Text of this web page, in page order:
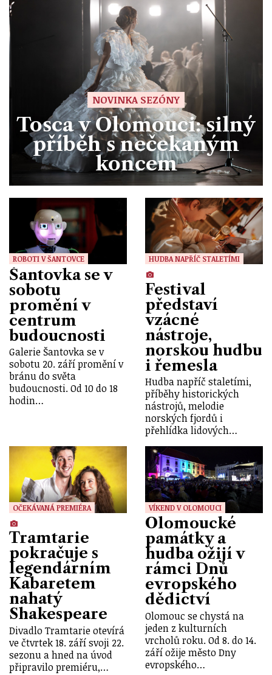
NOVINKA SEZÓNY
Tosca v Olomouci: silný
příběh s nečekaným
koncem
ROBOTI V ŠANTOVCE
Šantovka se v
sobotu
promění v
centrum
budoucnosti
Galerie Šantovka se v
sobotu 20. září promění v
bránu do světa
budoucnosti. Od 10 do 18
hodin…
HUDBA NAPŘÍČ STALETÍMI
Festival
představí
vzácné
nástroje,
norskou hudbu
i řemesla
Hudba napříč staletími,
příběhy historických
nástrojů, melodie
norských fjordů i
přehlídka lidových…
OČEKÁVANÁ PREMIÉRA
Tramtarie
pokračuje s
legendárním
Kabaretem
nahatý
Shakespeare
Divadlo Tramtarie otevírá
ve čtvrtek 18. září svoji 22.
sezonu a hned na úvod
připravilo premiéru,…
VÍKEND V OLOMOUCI
Olomoucké
památky a
hudba ožijí v
rámci Dnů
evropského
dědictví
Olomouc se chystá na
jeden z kulturních
vrcholů roku. Od 8. do 14.
září ožije město Dny
evropského…